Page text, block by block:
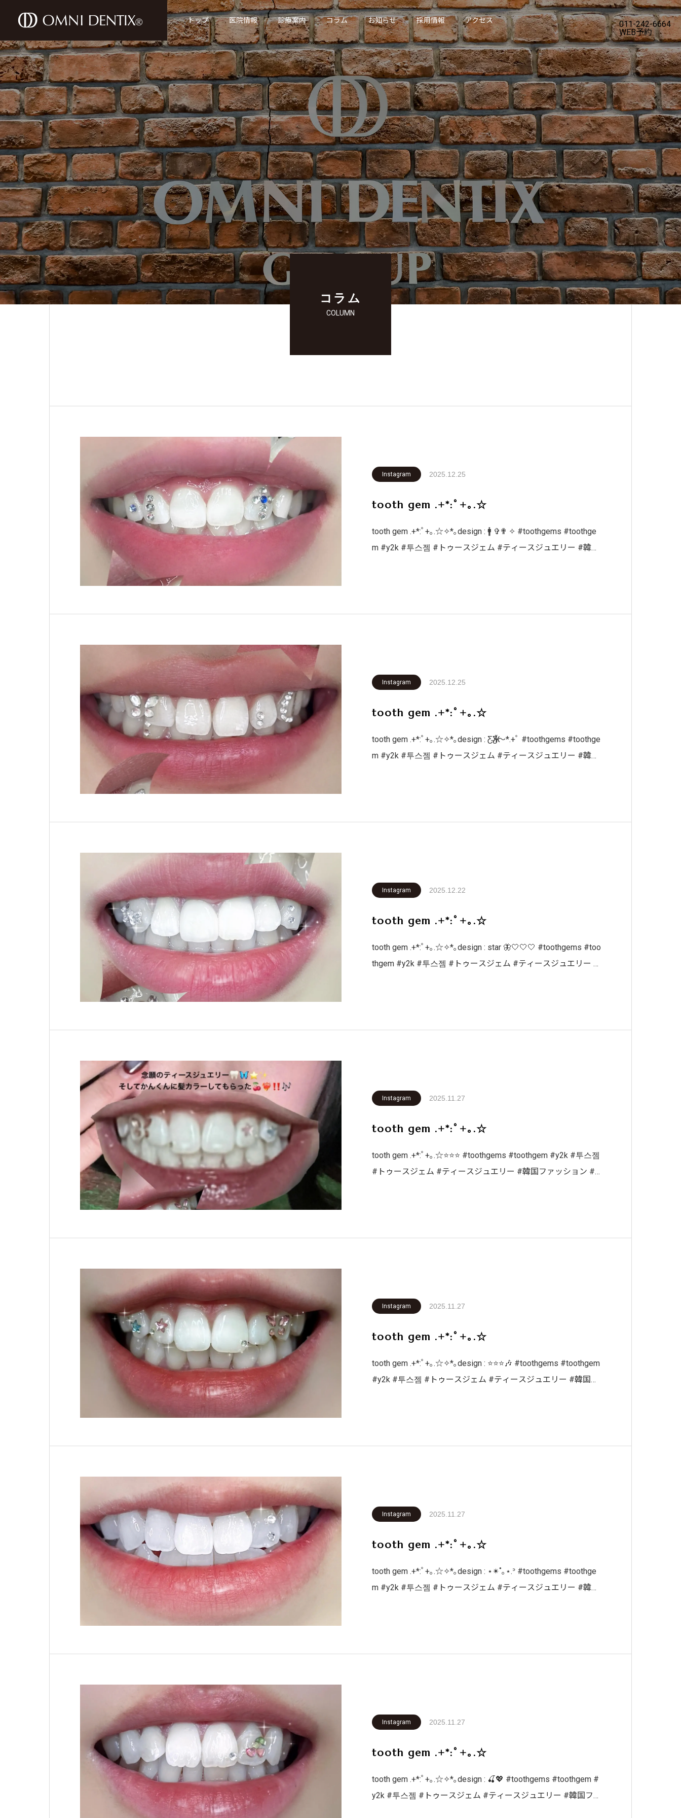
トップ 医院情報 診療案内 コラム お知らせ 採用情報 アクセス
TREATMENTS
診療案内
GENERAL
DENTISTRY
保険診療
CERAMICS
セラミック
WHITENING
ホワイトニング
IMPLANT
インプラント
ORTHODONTICS
矯正歯科
011-242-6664
WEB予約
コラム
COLUMN
Instagram 2025.12.25
tooth gem .+*:ﾟ+｡.☆
tooth gem .+*:ﾟ+｡.☆✧*｡design : 🚹 ✞✟ ✧︎ #toothgems #toothge
m #y2k #투스젬 #トゥースジェム #ティースジュエリー #韓国
Instagram 2025.12.25
tooth gem .+*:ﾟ+｡.☆
tooth gem .+*:ﾟ+｡.☆✧*｡design : Ƹ̴ӁƷ～*.+ﾟ #toothgems #toothge
m #y2k #투스젬 #トゥースジェム #ティースジュエリー #韓国
Instagram 2025.12.22
tooth gem .+*:ﾟ+｡.☆
tooth gem .+*:ﾟ+｡.☆✧*｡design : star 🦋🤍🤍🤍 #toothgems #too
thgem #y2k #투스젬 #トゥースジェム #ティースジュエリー #
Instagram 2025.11.27
tooth gem .+*:ﾟ+｡.☆
tooth gem .+*:ﾟ+｡.☆⁡⭐️⭐️⭐️ #toothgems #toothgem #y2k #투스젬
#トゥースジェム #ティースジュエリー #韓国ファッション #
Instagram 2025.11.27
tooth gem .+*:ﾟ+｡.☆
tooth gem .+*:ﾟ+｡.☆✧*｡design : ⭐️⭐️⭐️🎶 #toothgems #toothgem
#y2k #투스젬 #トゥースジェム #ティースジュエリー #韓国フ
Instagram 2025.11.27
tooth gem .+*:ﾟ+｡.☆
tooth gem .+*:ﾟ+｡.☆✧*｡design : ‎⋆✴︎˚｡⋆.ᐣ #toothgems #toothge
m #y2k #투스젬 #トゥースジェム #ティースジュエリー #韓国
Instagram 2025.11.27
tooth gem .+*:ﾟ+｡.☆
tooth gem .+*:ﾟ+｡.☆✧*｡design : 🍒💖 #toothgems #toothgem #
y2k #투스젬 #トゥースジェム #ティースジュエリー #韓国フ